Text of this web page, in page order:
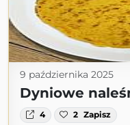
9 października 2025
Dyniowe
4 2 Zapisz